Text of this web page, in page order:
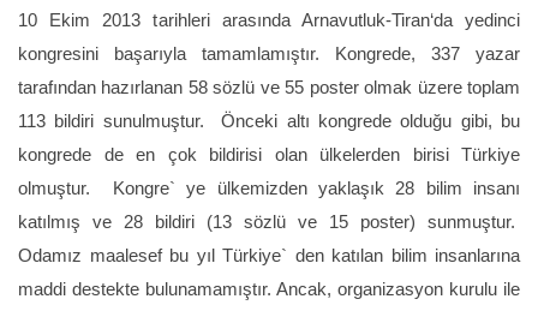
10 Ekim 2013 tarihleri arasında Arnavutluk-Tiran‘da yedinci
kongresini başarıyla tamamlamıştır. Kongrede, 337 yazar
tarafından hazırlanan 58 sözlü ve 55 poster olmak üzere toplam
113 bildiri sunulmuştur. Önceki altı kongrede olduğu gibi, bu
kongrede de en çok bildirisi olan ülkelerden birisi Türkiye
olmuştur. Kongre` ye ülkemizden yaklaşık 28 bilim insanı
katılmış ve 28 bildiri (13 sözlü ve 15 poster) sunmuştur.
Odamız maalesef bu yıl Türkiye` den katılan bilim insanlarına
maddi destekte bulunamamıştır. Ancak, organizasyon kurulu ile